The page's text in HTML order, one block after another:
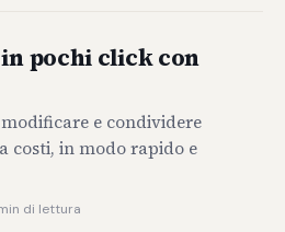
pochi click con
e condividere
costi, in modo rapido e
di lettura